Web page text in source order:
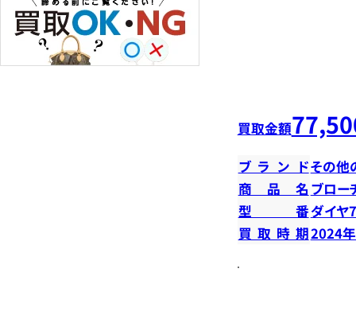
買取金額
ブランドその他
商品名 ブロー
型番ダイヤ
買取時期2024